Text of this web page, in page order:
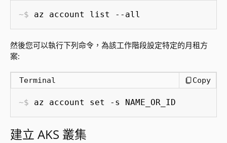
az account list --all
然後您可以執行下列命令，為該工作階段設定特定的月租方
案:
Terminal Copy
az account set -s NAME_OR_ID
建立 AKS 叢集